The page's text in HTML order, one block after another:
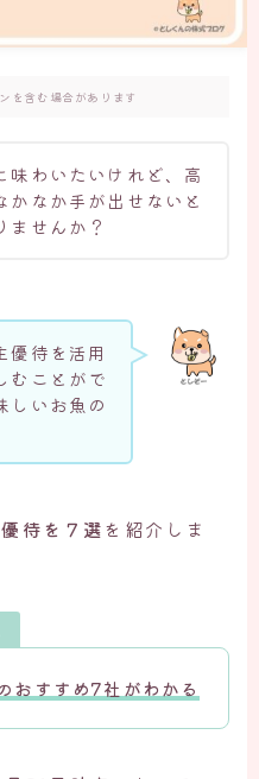
を含む場合があります
味わいたいけれど、高
かなか手が出せないと
ませんか？
優待を活用
むことがで
しいお魚の
待を７選を紹介しま
おすすめ7社 がわかる